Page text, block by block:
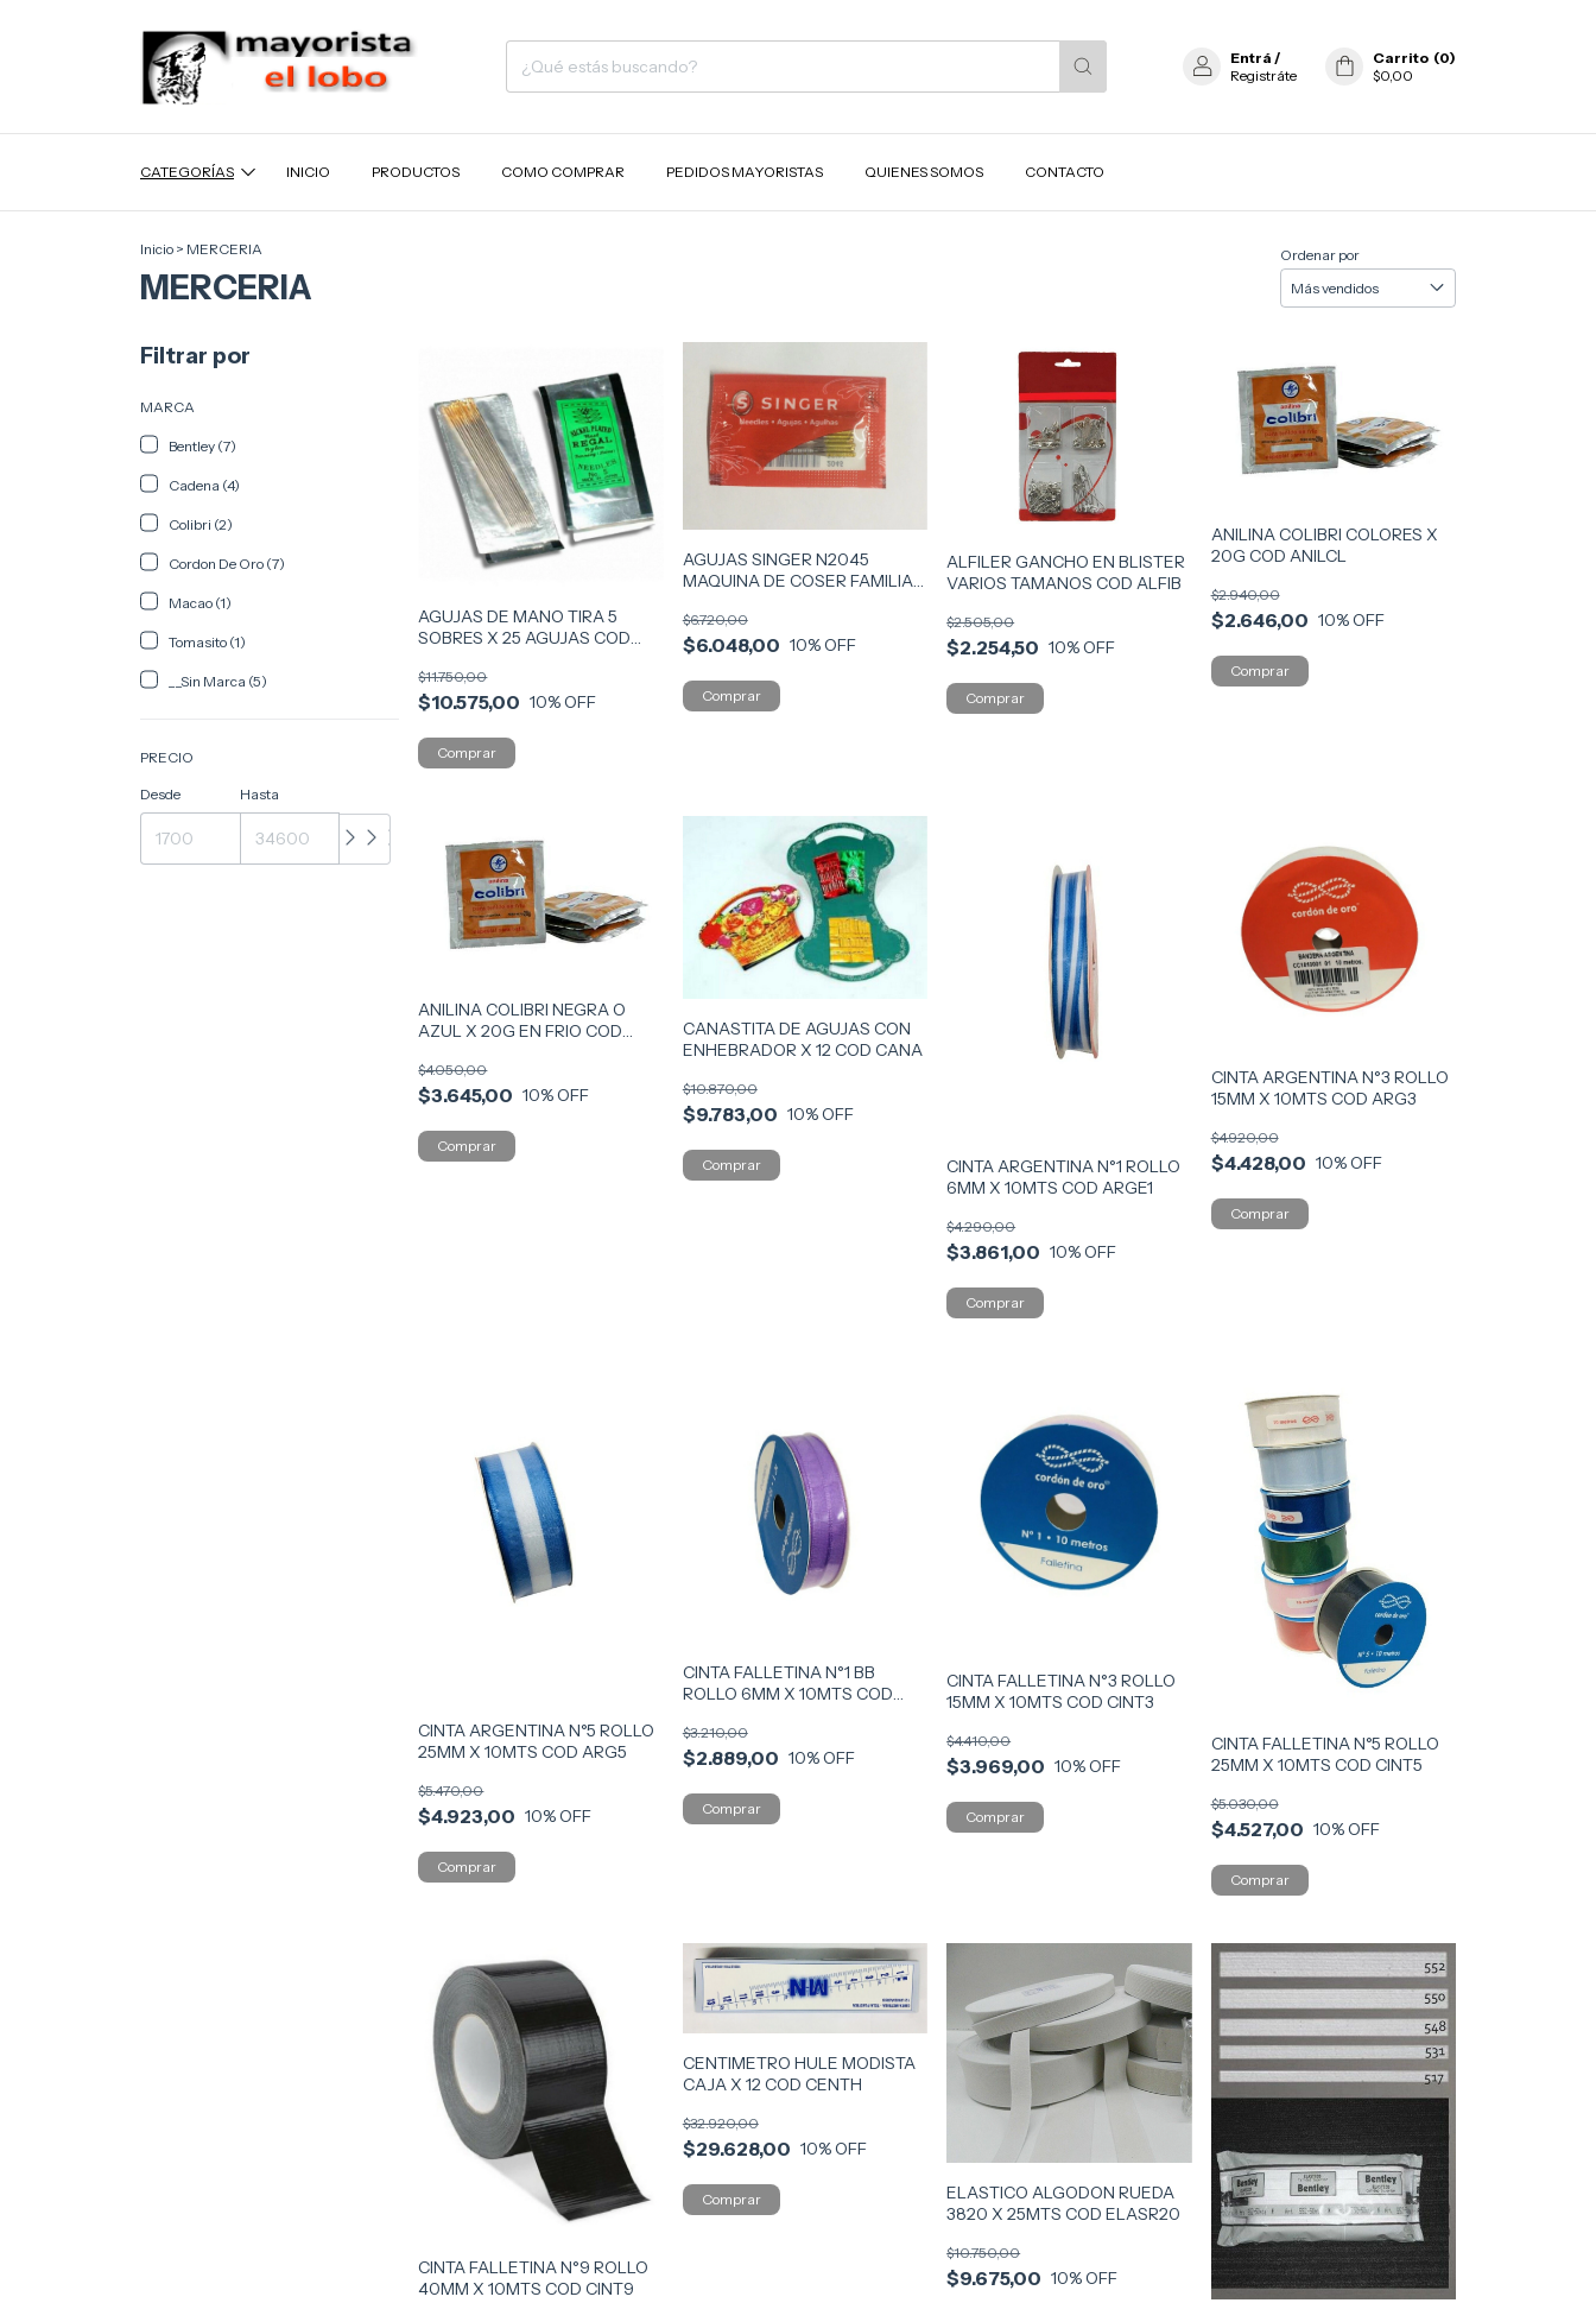
Entrá /
Registráte
Carrito (0)
$0,00
CATEGORÍAS INICIO PRODUCTOS COMO COMPRAR PEDIDOS MAYORISTAS QUIENES SOMOS CONTACTO
Inicio > MERCERIA
MERCERIA
Ordenar por
Filtrar por
MARCA
Bentley (7)
Cadena (4)
Colibri (2)
Cordon De Oro (7)
Macao (1)
Tomasito (1)
__Sin Marca (5)
PRECIO
Desde Hasta
AGUJAS DE MANO TIRA 5
SOBRES X 25 AGUJAS COD
$10.575,00
$11.750,00
10% OFF
AGUJAS SINGER N2045
MAQUINA DE COSER FAMILIAR
$6.048,00
$6.720,00
10% OFF
ALFILER GANCHO EN BLISTER
VARIOS TAMANOS COD ALFIB
$2.254,50
$2.505,00
10% OFF
ANILINA COLIBRI COLORES X
20G COD ANILCL
$2.646,00
$2.940,00
10% OFF
ANILINA COLIBRI NEGRA O
AZUL X 20G EN FRIO COD
$3.645,00
$4.050,00
10% OFF
CANASTITA DE AGUJAS CON
ENHEBRADOR X 12 COD CANA
$9.783,00
$10.870,00
10% OFF
CINTA ARGENTINA N°1 ROLLO
6MM X 10MTS COD ARGE1
$3.861,00
$4.290,00
10% OFF
CINTA ARGENTINA N°3 ROLLO
15MM X 10MTS COD ARG3
$4.428,00
$4.920,00
10% OFF
CINTA ARGENTINA N°5 ROLLO
25MM X 10MTS COD ARG5
$4.923,00
$5.470,00
10% OFF
CINTA FALLETINA N°1 BB
ROLLO 6MM X 10MTS COD
$2.889,00
$3.210,00
10% OFF
CINTA FALLETINA N°3 ROLLO
15MM X 10MTS COD CINT3
$3.969,00
$4.410,00
10% OFF
CINTA FALLETINA N°5 ROLLO
25MM X 10MTS COD CINT5
$4.527,00
$5.030,00
10% OFF
CINTA FALLETINA N°9 ROLLO
40MM X 10MTS COD CINT9
CENTIMETRO HULE MODISTA
CAJA X 12 COD CENTH
$29.628,00
$32.920,00
10% OFF
ELASTICO ALGODON RUEDA
3820 X 25MTS COD ELASR20
$9.675,00
$10.750,00
10% OFF